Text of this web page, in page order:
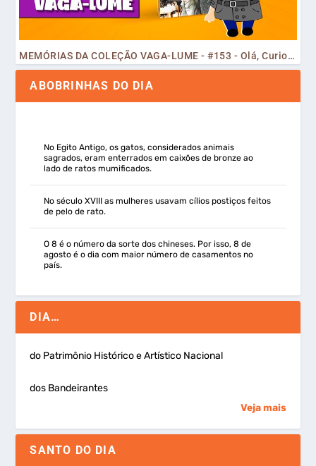
MEMÓRIAS DA COLEÇÃO VAGA-LUME - #153 - Olá, Curiosos! 2023
ABOBRINHAS DO DIA
No Egito Antigo, os gatos, considerados animais
sagrados, eram enterrados em caixões de bronze ao
lado de ratos mumificados.
No século XVIII as mulheres usavam cílios postiços feitos
de pelo de rato.
O 8 é o número da sorte dos chineses. Por isso, 8 de
agosto é o dia com maior número de casamentos no
país.
DIA…
do Patrimônio Histórico e Artístico Nacional
dos Bandeirantes
Veja mais
SANTO DO DIA